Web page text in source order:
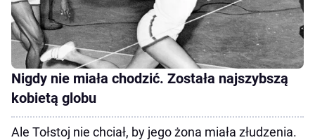
Nigdy nie miała chodzić. Została najszybszą
kobietą globu
Ale Tołstoj nie chciał, by jego żona miała złudzenia.